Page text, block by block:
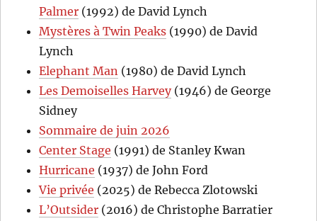
Palmer (1992) de David Lynch
Mystères à Twin Peaks (1990) de David
Lynch
Elephant Man (1980) de David Lynch
Les Demoiselles Harvey(1946) de George
Sidney
Sommaire de juin 2026
Center Stage (1991) de Stanley Kwan
Hurricane (1937) de John Ford
Vie privée (2025) de Rebecca Zlotowski
L’Outsider (2016) de Christophe Barratier